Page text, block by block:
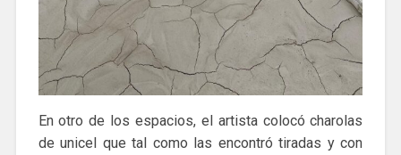
En otro de los espacios, el artista colocó charolas
de unicel que tal como las encontró tiradas y con